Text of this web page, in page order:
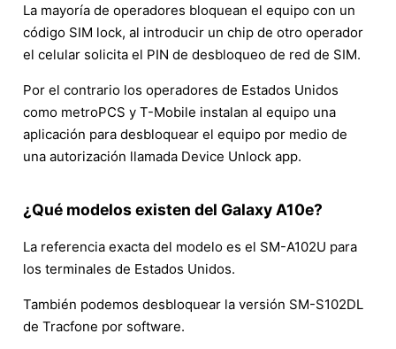
La mayoría de operadores bloquean el equipo con un
código SIM lock, al introducir un chip de otro operador
el celular solicita el PIN de desbloqueo de red de SIM.
Por el contrario los operadores de Estados Unidos
como metroPCS y T-Mobile instalan al equipo una
aplicación para desbloquear el equipo por medio de
una autorización llamada Device Unlock app.
¿Qué modelos existen del Galaxy A10e?
La referencia exacta del modelo es el SM-A102U para
los terminales de Estados Unidos.
También podemos desbloquear la versión SM-S102DL
de Tracfone por software.